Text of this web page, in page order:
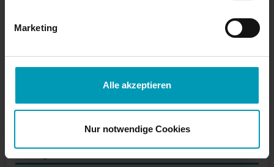
Marketing
Alle akzeptieren
Nur notwendige Cookies
Juli 2023
Juni 2023
Kategorien